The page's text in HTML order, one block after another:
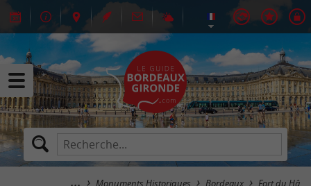
Monuments Historiques Bordeaux Fort du Hâ